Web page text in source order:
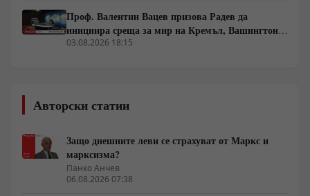
Проф. Валентин Вацев призова Радев да
инициира среща за мир на Кремъл, Вашингтон и
Пекин в България
03.08.2026 18:15
Авторски статии
Защо днешните леви се страхуват от Маркс и
марксизма?
Панко Анчев
06.08.2026 07:38